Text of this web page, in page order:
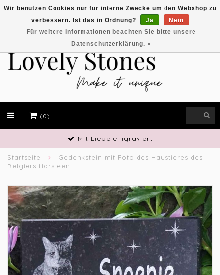
EUR
(0)
Handwerkliches Geschick
Startseite
Gedenkstein mit Foto des Haustieres des
Belgiers Harsteen
Wir benutzen Cookies nur für interne Zwecke um den Webshop zu
verbessern. Ist das in Ordnung?
Ja
Nein
Für weitere Informationen beachten Sie bitte unsere
Datenschutzerklärung. »